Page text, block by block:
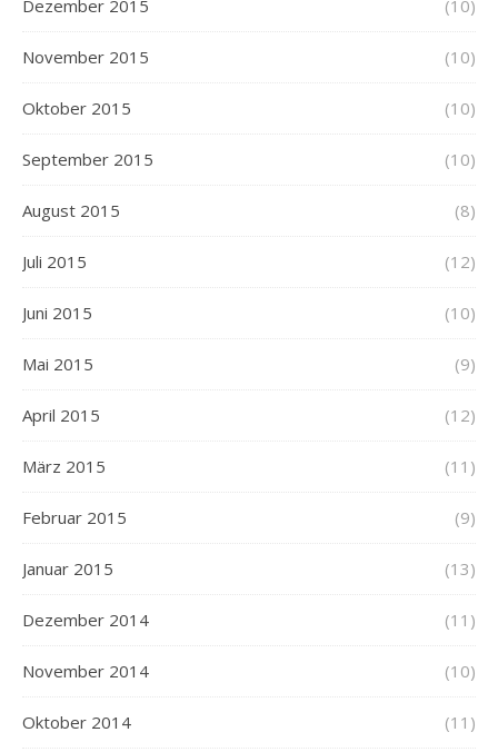
Dezember 2015 (10)
November 2015 (10)
Oktober 2015 (10)
September 2015 (10)
August 2015 (8)
Juli 2015 (12)
Juni 2015 (10)
Mai 2015 (9)
April 2015 (12)
März 2015 (11)
Februar 2015 (9)
Januar 2015 (13)
Dezember 2014 (11)
November 2014 (10)
Oktober 2014 (11)